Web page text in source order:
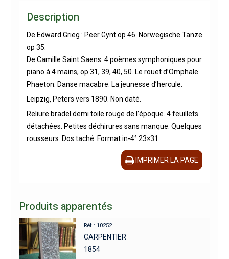
Description
De Edward Grieg : Peer Gynt op 46. Norwegische Tanze
op 35.
De Camille Saint Saens: 4 poèmes symphoniques pour
piano à 4 mains, op 31, 39, 40, 50. Le rouet d’Omphale.
Phaeton. Danse macabre. La jeunesse d’hercule.
Leipzig, Peters vers 1890. Non daté.
Reliure bradel demi toile rouge de l’époque. 4 feuillets
détachées. Petites déchirures sans manque. Quelques
rousseurs. Dos taché. Format in-4° 23×31.
IMPRIMER LA PAGE
Produits apparentés
Réf : 10252
CARPENTIER
1854